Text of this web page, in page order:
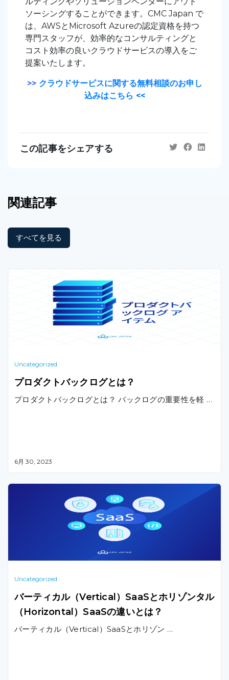
ソーシングすることができます。CMC Japan で
は、AWSとMicrosoft Azureの認定資格を持つ
専門スタッフが、効率的なコンサルティングと
コスト効率の良いクラウドサービスの導入をご
提案いたします。
>> クラウドサービスに関する無料相談のお申し
込みはこちら <<
この記事をシェアする
関連記事
すべてを見る
Uncategorized
プロダクトバックログとは？
プロダクトバックログとは？ バックログの重要性を軽 …
6月 30, 2023
Uncategorized
バーティカル（Vertical）SaaSとホリゾンタル
（Horizontal）SaaSの違いとは？
バーティカル（Vertical）SaaSとホリゾン …